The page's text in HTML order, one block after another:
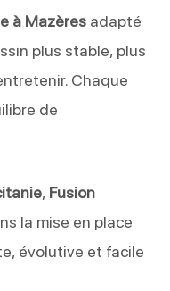
à Mazèresadapté
plus stable, plus
Chaque
de
, Fusion
la mise en place
évolutive et facile